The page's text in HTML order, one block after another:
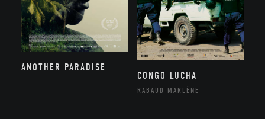
ANOTHER PARADISE
CONGO LUCHA
RABAUD MARLÈNE